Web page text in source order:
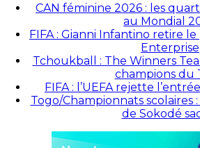
CAN féminine 2026 : les
au Mondial
FIFA : Gianni Infantino retire
Enterprise
Tchoukball : The Winners
champions du
FIFA : l’UEFA rejette
Togo/Championnats scolaires
de Sokodé